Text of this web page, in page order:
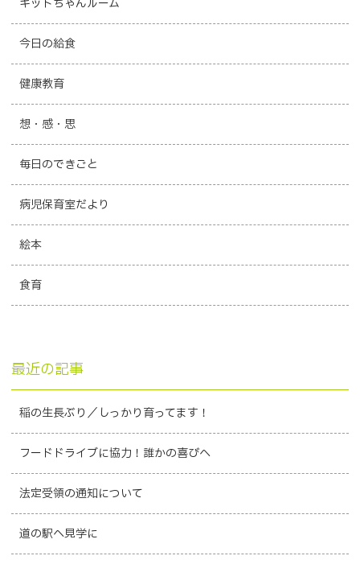
今日の給食
健康教育
想・感・思
毎日のできごと
病児保育室だより
絵本
食育
最近の記事
稲の生長ぶり／しっかり育ってます！
フードドライブに協力！誰かの喜びへ
法定受領の通知について
道の駅へ見学に